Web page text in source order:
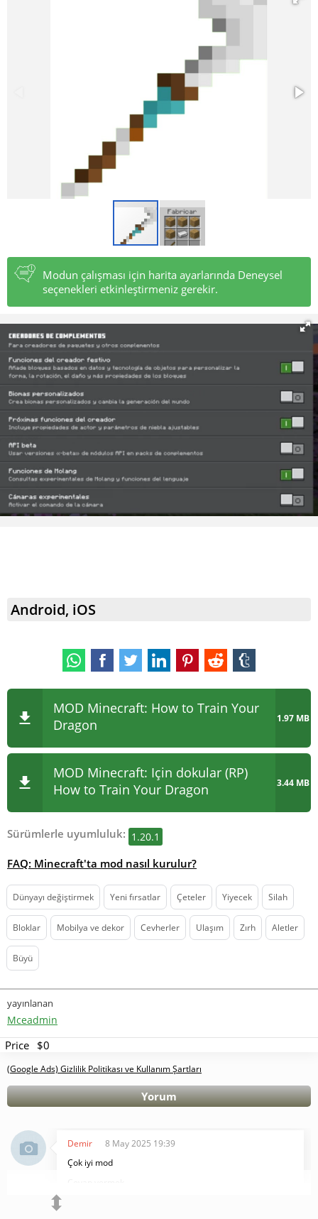
Modun çalışması için harita ayarlarında Deneysel
seçenekleri etkinleştirmeniz gerekir.
Android, iOS
MOD Minecraft: How to Train Your
Dragon
1.97 MB
MOD Minecraft: Için dokular (RP)
How to Train Your Dragon
3.44 MB
Sürümlerle uyumluluk: 1.20.1
FAQ: Minecraft'ta mod nasıl kurulur?
Dünyayı değiştirmek Yeni fırsatlar Çeteler Yiyecek Silah
Bloklar Mobilya ve dekor Cevherler Ulaşım Zırh Aletler
Büyü
yayınlanan
Mceadmin
Price $0
(Google Ads) Gizlilik Politikası ve Kullanım Şartları
Yorum
Demir
8 May 2025 19:39
Çok iyi mod
⬍